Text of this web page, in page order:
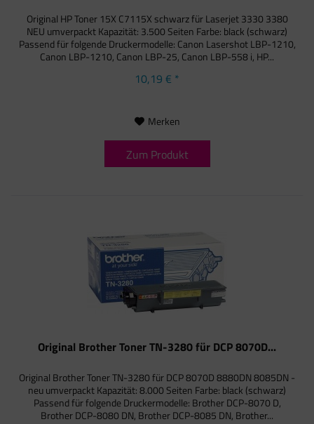
Original HP Toner 15X C7115X schwarz für Laserjet 3330 3380
NEU umverpackt Kapazität: 3.500 Seiten Farbe: black (schwarz)
Passend für folgende Druckermodelle: Canon Lasershot LBP-1210,
Canon LBP-1210, Canon LBP-25, Canon LBP-558 i, HP...
10,19 € *
Merken
Zum Produkt
Original Brother Toner TN-3280 für DCP 8070D...
Original Brother Toner TN-3280 für DCP 8070D 8880DN 8085DN -
neu umverpackt Kapazität: 8.000 Seiten Farbe: black (schwarz)
Passend für folgende Druckermodelle: Brother DCP-8070 D,
Brother DCP-8080 DN, Brother DCP-8085 DN, Brother...